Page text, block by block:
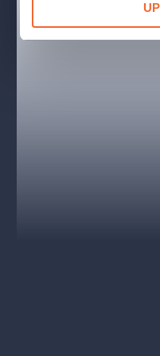
divadelního muzikálu
Moment In Time“, „I Wanna